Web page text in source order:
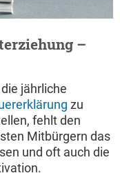
–
jährliche
zu
fehlt den
Mitbürgern das
und oft auch die